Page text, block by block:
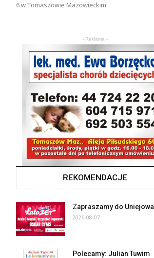
6 w Tomaszowie Mazowieckim.
- Reklama -
REKOMENDACJE
Zapraszamy do Uniejowa
2026-08-07
Polecamy: Julian Tuwim